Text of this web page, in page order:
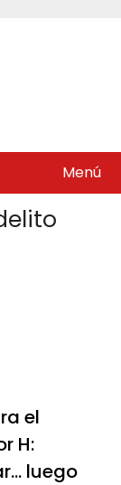
Menú
el
H:
luego